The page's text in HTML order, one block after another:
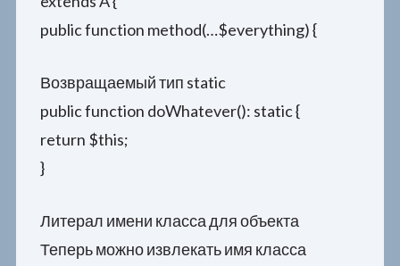
public function method(…$everything) {
Возвращаемый тип static
public function doWhatever(): static {
return $this;
}
Литерал имени класса для объекта
Теперь можно извлекать имя класса